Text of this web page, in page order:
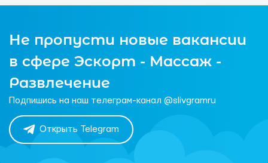
Не пропусти новые вакансии
в сфере Эскорт - Массаж -
Развлечение
Подпишись на наш телеграм-канал @slivgramru
Открыть Telegram